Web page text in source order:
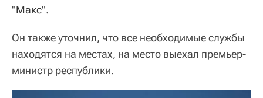
"Макс".
Он также уточнил, что все необходимые службы
находятся на местах, на место выехал премьер-
министр республики.